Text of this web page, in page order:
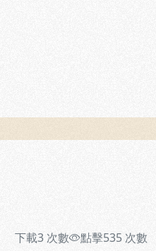
下載3 次數 點擊535 次數